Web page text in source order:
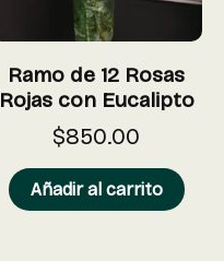
Ramo de 12 Rosas
Rojas con Eucalipto
$850.00
Añadir al carrito